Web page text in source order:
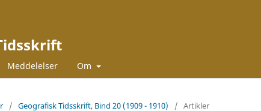
Meddelelser Om
/ Geografisk Tidsskrift, Bind 20 (1909 - 1910) / Artikler